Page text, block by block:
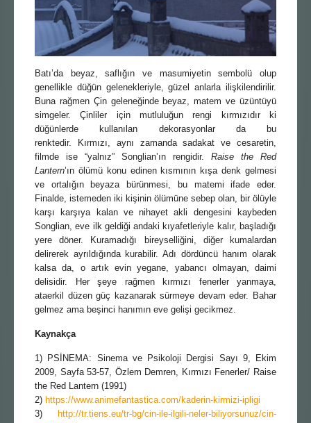
Batı’da beyaz, saflığın ve masumiyetin sembolü olup
genellikle düğün gelenekleriyle, güzel anlarla ilişkilendirilir.
Buna rağmen Çin geleneğinde beyaz, matem ve üzüntüyü
simgeler. Çinliler için mutluluğun rengi kırmızıdır ki
düğünlerde kullanılan dekorasyonlar da bu
renktedir. Kırmızı, aynı zamanda sadakat ve cesaretin,
filmde ise “yalnız” Songlian’ın rengidir. Raise the Red
Lantern’ın ölümü konu edinen kısmının kışa denk gelmesi
ve ortalığın beyaza bürünmesi, bu matemi ifade eder.
Finalde, istemeden iki kişinin ölümüne sebep olan, bir ölüyle
karşı karşıya kalan ve nihayet akli dengesini kaybeden
Songlian, eve ilk geldiği andaki kıyafetleriyle kalır, başladığı
yere döner. Kuramadığı bireyselliğini, diğer kumalardan
delirerek ayrıldığında kurabilir. Adı dördüncü hanım olarak
kalsa da, o artık evin yegane, yabancı olmayan, daimi
delisidir. Her şeye rağmen kırmızı fenerler yanmaya,
ataerkil düzen güç kazanarak sürmeye devam eder. Bahar
gelmez ama beşinci hanımın eve gelişi gecikmez.
Kaynakça
1) PSİNEMA: Sinema ve Psikoloji Dergisi Sayı 9, Ekim
2009, Sayfa 53-57, Özlem Demren, Kırmızı Fenerler/ Raise
the Red Lantern (1991)
2) https://www.animefantastica.com/kaderin-kirmizi-ipligi
3)
http://tr.tiens.eu/tr-bg/cin-ile-ilgili-neler-biliyorsunuz/cin-